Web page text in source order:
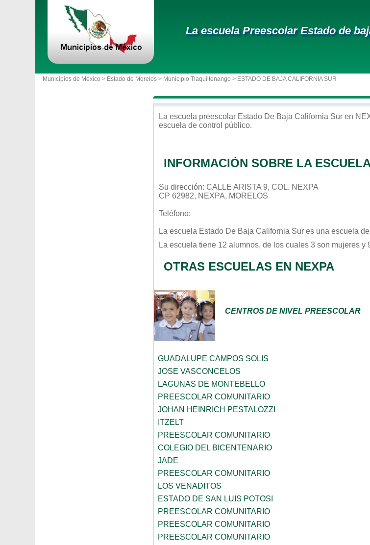
La escuela Preescolar Estado de
Municipios de México > Estado de Morelos > Municipio Tlaquiltenango > ESTADO DE BAJA CALIFORNIA SUR
La escuela preescolar Estado De Baja California Sur en
escuela de control público.
INFORMACIÓN SOBRE LA
Su dirección: CALLE ARISTA 9, COL. NEXPA
CP 62982, NEXPA, MORELOS
Teléfono:
La escuela Estado De Baja California Sur es una escuela
La escuela tiene 12 alumnos, de los cuales 3 son mujeres y
OTRAS ESCUELAS EN NEXPA
CENTROS DE NIVEL PREESCOLAR
GUADALUPE CAMPOS SOLIS
JOSE VASCONCELOS
LAGUNAS DE MONTEBELLO
PREESCOLAR COMUNITARIO
JOHAN HEINRICH PESTALOZZI
ITZELT
PREESCOLAR COMUNITARIO
COLEGIO DEL BICENTENARIO
JADE
PREESCOLAR COMUNITARIO
LOS VENADITOS
ESTADO DE SAN LUIS POTOSI
PREESCOLAR COMUNITARIO
PREESCOLAR COMUNITARIO
PREESCOLAR COMUNITARIO